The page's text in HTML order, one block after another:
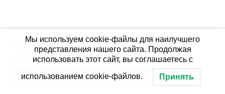
© 2026 СБОЙ.РФ
При использовании данных мониторинга на своих
ресурах, обязательна активная ссылка на Сбой.рф
По всем вопросам пишите: admin@сбой.рф
Мы используем cookie-файлы для наилучшего
представления нашего сайта. Продолжая
использовать этот сайт, вы соглашаетесь с
использованием cookie-файлов. Принять